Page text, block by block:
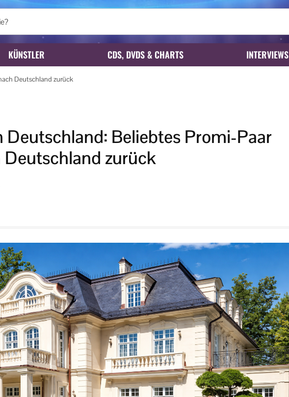
KÜNSTLER CDS, DVDS & CHARTS INTERVIEWS
Deutschland zurück
Deutschland: Beliebtes Promi-Paar
zurück